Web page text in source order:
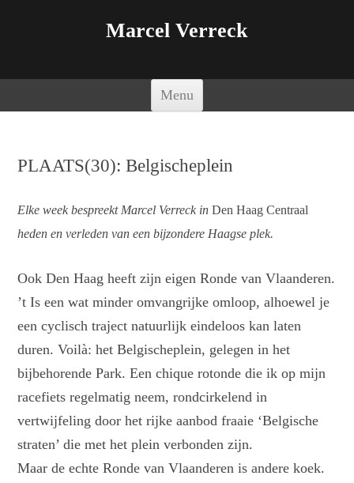
Marcel Verreck
Menu
PLAATS(30): Belgischeplein
Elke week bespreekt Marcel Verreck in Den Haag Centraal
heden en verleden van een bijzondere Haagse plek.
Ook Den Haag heeft zijn eigen Ronde van Vlaanderen.
’t Is een wat minder omvangrijke omloop, alhoewel je
een cyclisch traject natuurlijk eindeloos kan laten
duren. Voilà: het Belgischeplein, gelegen in het
bijbehorende Park. Een chique rotonde die ik op mijn
racefiets regelmatig neem, rondcirkelend in
vertwijfeling door het rijke aanbod fraaie ‘Belgische
straten’ die met het plein verbonden zijn.
Maar de echte Ronde van Vlaanderen is andere koek.